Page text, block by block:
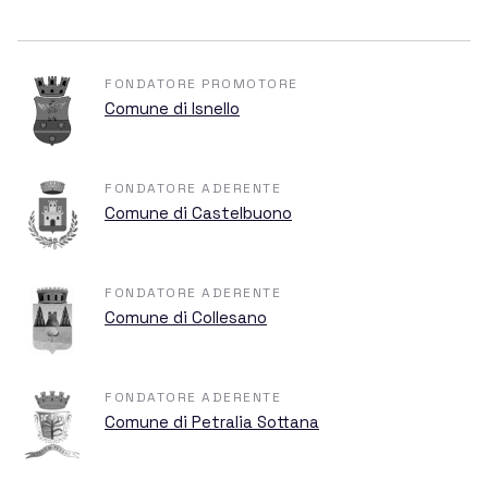
Tutti per il GAL
Hassin
Sponsor e donazioni
News
FONDATORE PROMOTORE
Comune di Isnello
FONDATORE ADERENTE
Comune di Castelbuono
FONDATORE ADERENTE
Comune di Collesano
FONDATORE ADERENTE
Comune di Petralia Sottana